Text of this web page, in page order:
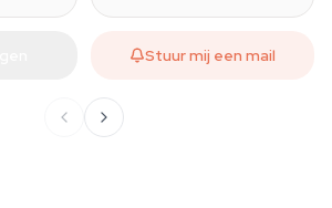
Stuur mij een mail